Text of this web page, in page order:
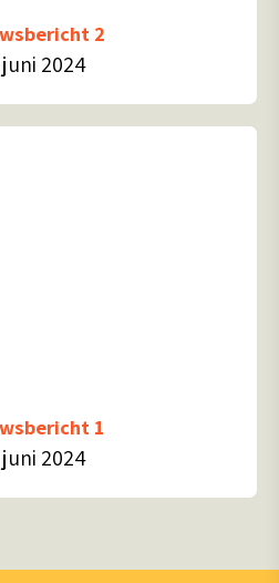
2
2024
1
2024